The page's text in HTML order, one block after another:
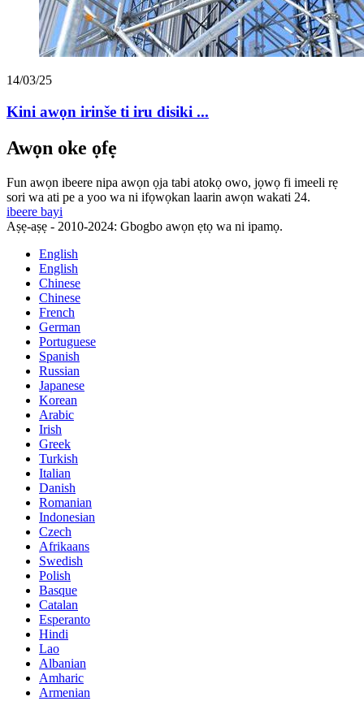
14/03/25
Kini awọn irinše ti iru disiki ...
Awọn oke ọfẹ
Fun awọn ibeere nipa awọn ọja tabi atokọ owo, jọwọ fi imeeli rẹ
sori wa ati pe a yoo wa ni ifọwọkan laarin awọn wakati 24.
ibeere bayi
Aṣẹ-aṣẹ - 2010-2024: Gbogbo awọn ẹtọ wa ni ipamọ.
English
English
Chinese
Chinese
French
German
Portuguese
Spanish
Russian
Japanese
Korean
Arabic
Irish
Greek
Turkish
Italian
Danish
Romanian
Indonesian
Czech
Afrikaans
Swedish
Polish
Basque
Catalan
Esperanto
Hindi
Lao
Albanian
Amharic
Armenian